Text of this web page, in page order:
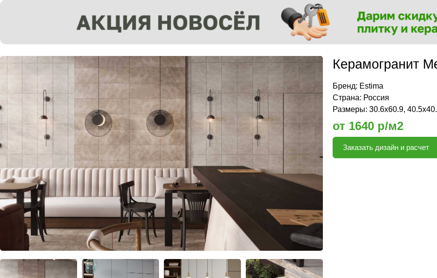
Керамогранит
Бренд: Estima
Страна: Россия
Размеры: 30.6х60.9,
от 1640 р/м2
Заказать дизайн и расчет